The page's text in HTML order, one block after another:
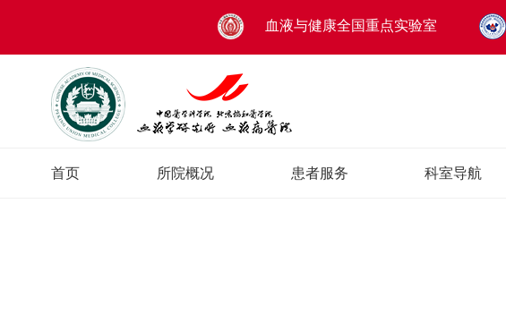
血液与健康全国重点实验室
首页 所院概况 患者服务 科室导航